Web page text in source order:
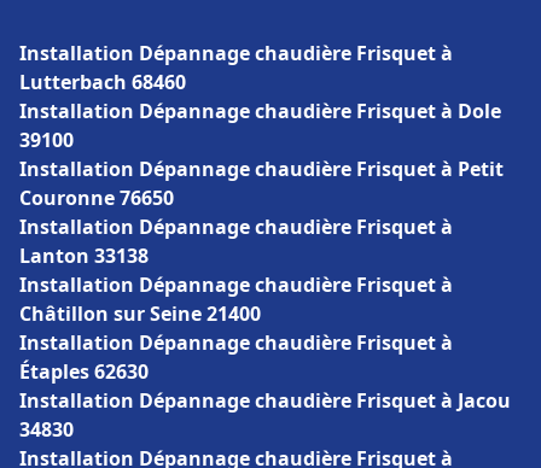
Installation Dépannage chaudière Frisquet à
Lutterbach 68460
Installation Dépannage chaudière Frisquet à Dole
39100
Installation Dépannage chaudière Frisquet à Petit
Couronne 76650
Installation Dépannage chaudière Frisquet à
Lanton 33138
Installation Dépannage chaudière Frisquet à
Châtillon sur Seine 21400
Installation Dépannage chaudière Frisquet à
Étaples 62630
Installation Dépannage chaudière Frisquet à Jacou
34830
Installation Dépannage chaudière Frisquet à